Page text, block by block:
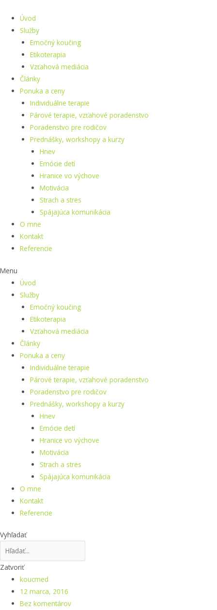
obsah
Úvod
Služby
Emočný koučing
Etikoterapia
Vzťahová mediácia
Články
Ponuka a ceny
Individuálne terapie
Párové terapie, vzťahové poradenstvo
Poradenstvo pre rodičov
Prednášky, workshopy a kurzy
Hnev
Emócie detí
Hranice vo výchove
Motivácia
Strach a stres
Spájajúca komunikácia
O mne
Kontakt
Referencie
Menu
Úvod
Služby
Emočný koučing
Etikoterapia
Vzťahová mediácia
Články
Ponuka a ceny
Individuálne terapie
Párové terapie, vzťahové poradenstvo
Poradenstvo pre rodičov
Prednášky, workshopy a kurzy
Hnev
Emócie detí
Hranice vo výchove
Motivácia
Strach a stres
Spájajúca komunikácia
O mne
Kontakt
Referencie
Vyhľadať
Zatvoriť
koucmed
12 marca, 2016
Bez komentárov